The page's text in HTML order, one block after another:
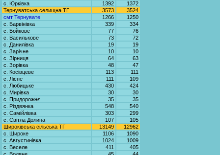
с. Юрківка
1392
1372
Тернуватська селищна ТГ
3573
3524
смт Тернувате
1266
1250
с. Барвінівка
339
334
с. Бойкове
77
76
с. Василькове
73
72
с. Данилівка
19
19
с. Зарічне
10
10
с. Зірниця
64
63
с. Зорівка
48
47
с. Косівцеве
113
111
с. Лісне
111
109
с. Любицьке
430
424
с. Мирівка
30
30
с. Придорожнє
35
35
с. Різдвянка
548
540
с. Самійлівка
303
299
с. Світла Долина
107
105
Широківська сільська ТГ
13149
12962
с. Широке
1106
1090
с. Августинівка
1024
1009
с. Веселе
411
405